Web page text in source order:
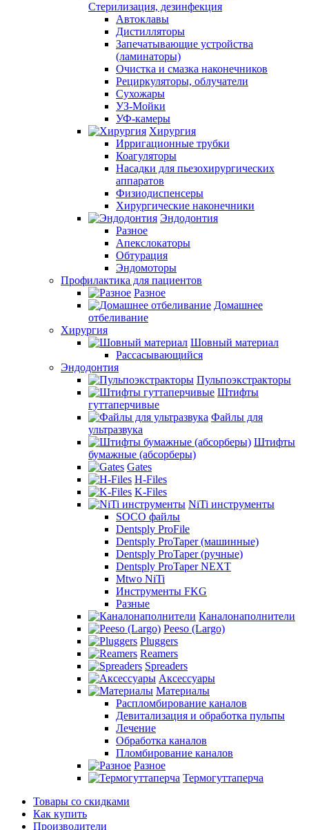
Стерилизация, дезинфекция
Автоклавы
Дистилляторы
Запечатывающие устройства
(ламинаторы)
Очистка и смазка наконечников
Рециркуляторы, облучатели
Сухожары
УЗ-Мойки
УФ-камеры
Хирургия
Ирригационные трубки
Коагуляторы
Насадки для пьезохирургических
аппаратов
Физиодиспенсеры
Хирургические наконечники
Эндодонтия
Разное
Апекслокаторы
Обтурация
Эндомоторы
Профилактика для пациентов
Разное
Домашнее
отбеливание
Хирургия
Шовный материал
Рассасывающийся
Эндодонтия
Пульпоэкстракторы
Штифты
гуттаперчивые
Файлы для
ультразвука
Штифты
бумажные (абсорберы)
Gates
H-Files
K-Files
NiTi инструменты
SOCO файлы
Dentsply ProFile
Dentsply ProTaper (машинные)
Dentsply ProTaper (ручные)
Dentsply ProTaper NEXT
Mtwo NiTi
Инструменты FKG
Разные
Каналонаполнители
Peeso (Largo)
Pluggers
Reamers
Spreaders
Аксессуары
Материалы
Распломбирование каналов
Девитализация и обработка пульпы
Лечение
Обработка каналов
Пломбирование каналов
Разное
Термогуттаперча
Товары со скидками
Как купить
Производители